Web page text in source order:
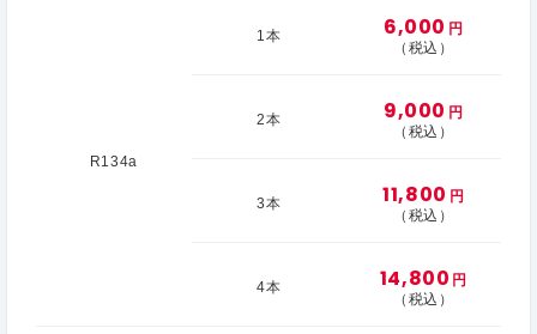
R134a
1本 6,000 円
（税込）
2本 9,000 円
（税込）
3本 11,800 円
（税込）
4本 14,800 円
（税込）